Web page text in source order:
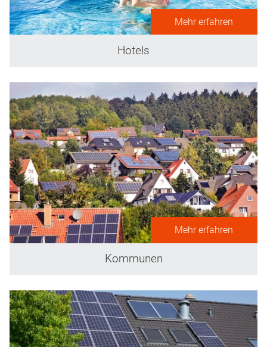
Mehr erfahren
Hotels
Mehr erfahren
Kommunen